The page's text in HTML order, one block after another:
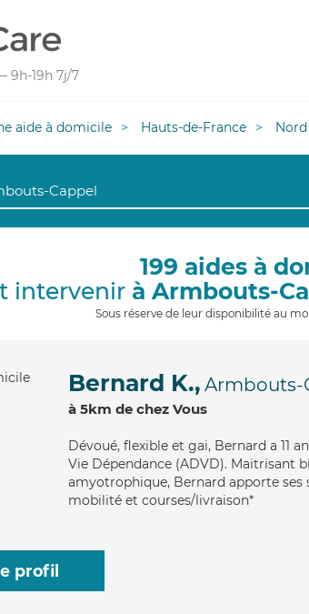
9h-19h 7j/7
aide à domicile Hauts-de-France Nord
199 aides à
intervenir à Armbouts-
Sous réserve de leur disponibilité au
Bernard K., Armbouts-
à 5km de chez Vous
Dévoué, flexible et gai, Bernard a 11
Vie Dépendance (ADVD). Maitrisant
amyotrophique, Bernard apporte ses
mobilité et courses/livraison*
profil